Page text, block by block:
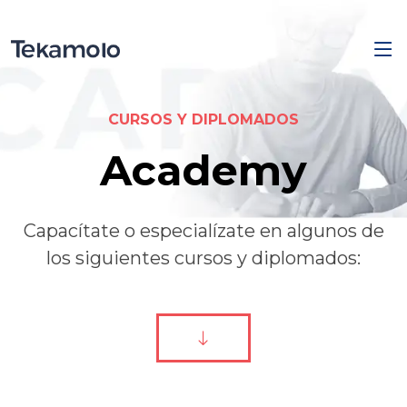
CURSOS Y DIPLOMADOS
Academy
Capacítate o especialízate en algunos de
los siguientes cursos y diplomados: